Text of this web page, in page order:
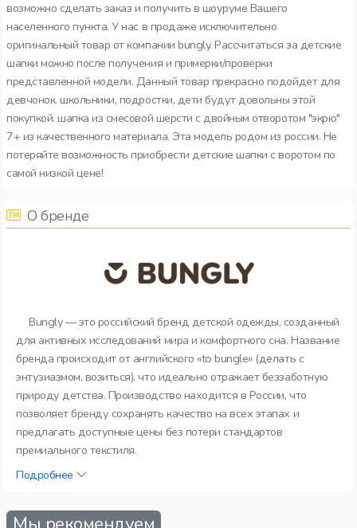
возможно сделать заказ и получить в шоуруме Вашего
населенного пункта. У нас в продаже исключительно
оригинальный товар от компании bungly. Рассчитаться за детские
шапки можно после получения и примерки/проверки
представленной модели. Данный товар прекрасно подойдет для
девчонок. школьники, подростки, дети будут довольны этой
покупкой. шапка из смесовой шерсти с двойным отворотом "экрю"
7+ из качественного материала. Эта модель родом из россии. Не
потеряйте возможность приобрести детские шапки с воротом по
самой низкой цене!
О бренде
Bungly — это российский бренд детской одежды, созданный
для активных исследований мира и комфортного сна. Название
бренда происходит от английского «to bungle» (делать с
энтузиазмом, возиться), что идеально отражает беззаботную
природу детства. Производство находится в России, что
позволяет бренду сохранять качество на всех этапах и
предлагать доступные цены без потери стандартов
премиального текстиля.
Подробнее